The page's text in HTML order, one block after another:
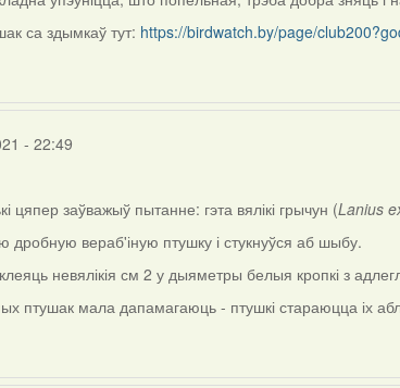
са здымкаў тут: https://birdwatch.by/page/
- 22:49
цяпер заўважыў пытанне: гэта вялікі грычун (Lanius
дробную вераб'іную птушку і стукнуўся аб шыбу.
невялікія см 2 у дыяметры белыя кропкі з
птушак мала дапамагаюць - птушкі стараюцца іх